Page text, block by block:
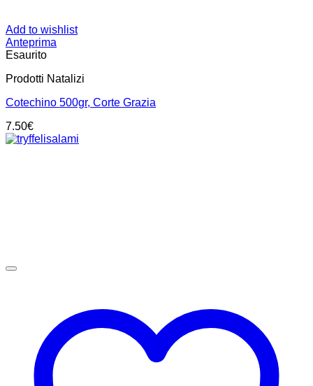
Add to wishlist
Anteprima
Esaurito
Prodotti Natalizi
Cotechino 500gr, Corte Grazia
7.50€